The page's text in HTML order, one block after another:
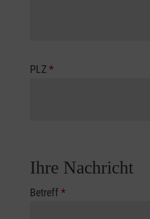
PLZ*
Ihre Nachricht
Betreff*